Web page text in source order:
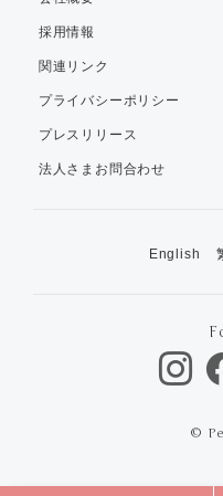
採用情報
関連リンク
プライバシーポリシー
プレスリリース
法人さまお問合わせ
English
©